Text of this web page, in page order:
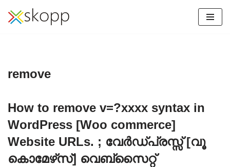
remove
How to remove v=?xxxx syntax in
WordPress [Woo commerce]
Website URLs. ; വേർഡ്പ്രസ്സ് [വൂ
കൊമേഴ്‌സ്] വെബ്‌സൈറ്റ്